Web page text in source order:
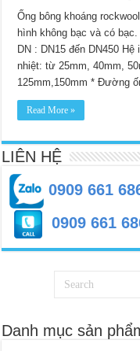
Ống bông khoáng
hình không bạc và có
DN : DN15 đến DN450
nhiệt: từ 25mm, 40mm,
125mm,150mm * Đường
Read More »
LIÊN HỆ
0909 661
0909 661
Danh mục sản